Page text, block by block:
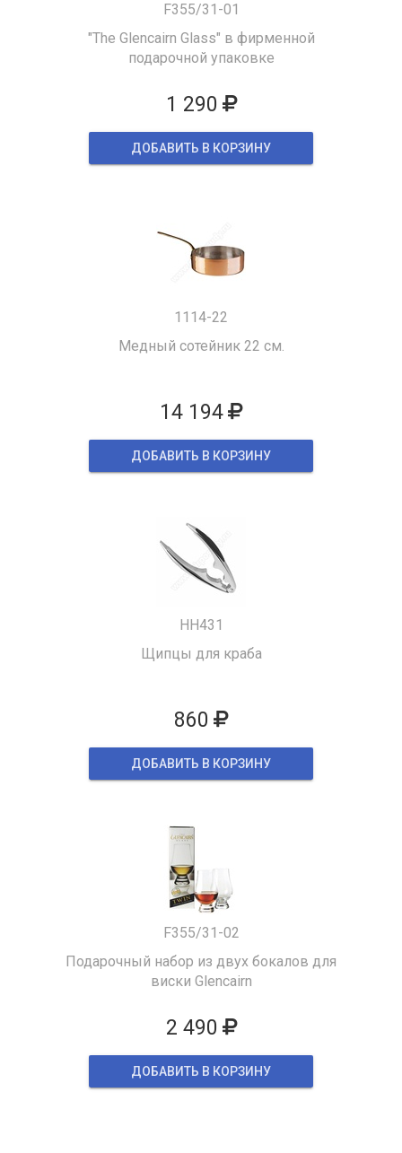
F355/31-01
"The Glencairn Glass" в фирменной
подарочной упаковке
1 290
ДОБАВИТЬ В КОРЗИНУ
1114-22
Медный сотейник 22 см.
14 194
ДОБАВИТЬ В КОРЗИНУ
HH431
Щипцы для краба
860
ДОБАВИТЬ В КОРЗИНУ
F355/31-02
Подарочный набор из двух бокалов для
виски Glencairn
2 490
ДОБАВИТЬ В КОРЗИНУ